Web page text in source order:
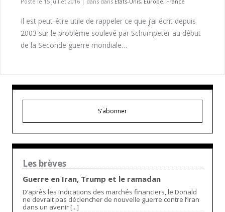
Il est peut-être utile de rappeler ce que j’ai écrit depuis
2003 sur le problème soulevé par Schumpeter au début
de la Seconde guerre mondiale…
S'abonner
Les brèves
Guerre en Iran, Trump et le ramadan
D’après les indications des marchés financiers, le Donald
ne devrait pas déclencher de nouvelle guerre contre l’Iran
dans un avenir [...]